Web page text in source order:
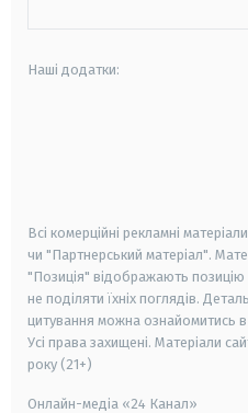
Наші додатки:
Всі комерційні рекламні
чи "Партнерський матеріал".
"Позиція" відображають позицію
не поділяти їхніх поглядів.
цитування можна ознайомитись
Усі права захищені. Матеріали
року (21+)
Онлайн-медіа «24 Канал»